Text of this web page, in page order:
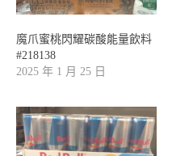
魔爪蜜桃閃耀碳酸能量飲料
#218138
2025 年 1 月 25 日